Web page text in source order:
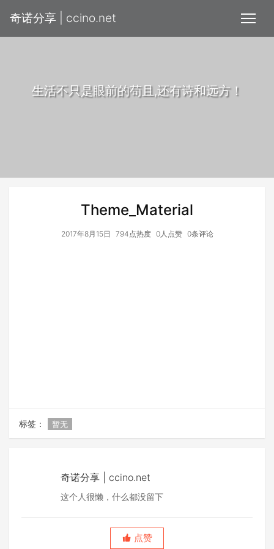
奇诺分享 | ccino.net
生活不只是眼前的苟且,还有诗和远方！
Theme_Material
2017年8月15日 794点热度 0人点赞 0条评论
标签： 暂无
奇诺分享 | ccino.net
这个人很懒，什么都没留下
点赞